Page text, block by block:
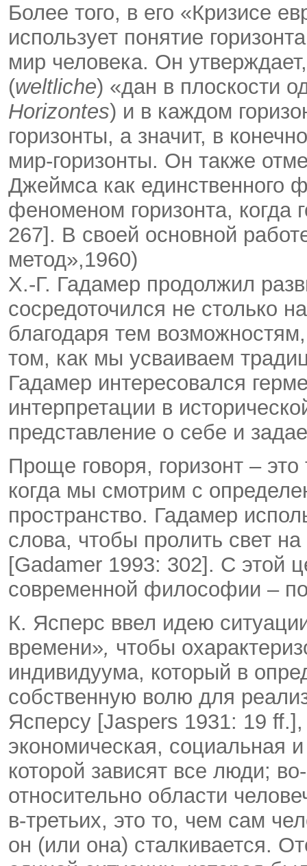
Более того, в его «Кризисе
использует понятие
мир человека. Он
(weltliche) «дан в плоскости
Horizontes) и в каждом
горизонты, а значит, в
мир-горизонты. Он также
Джеймса как единственного
феноменом горизонта, когда
267]. В своей основной
метод»,1960)
Х.-Г. Гадамер продолжил
сосредоточился не столько
благодаря тем
том, как мы усваиваем
Гадамер интересовался
интерпретации в
представление о себе и
Проще говоря, горизонт –
когда мы смотрим с
пространство. Гадамер
слова, чтобы пролить свет
[Gadamer 1993: 302]. С этой
современной философии –
К. Ясперс ввел идею
времени», чтобы
индивидуума, который в
собственную волю для
Ясперсу [Jaspers 1931: 19
экономическая, социальная
которой зависят все люди;
относительно области
в-третьих, это то, чем сам
он (или она) сталкивается.